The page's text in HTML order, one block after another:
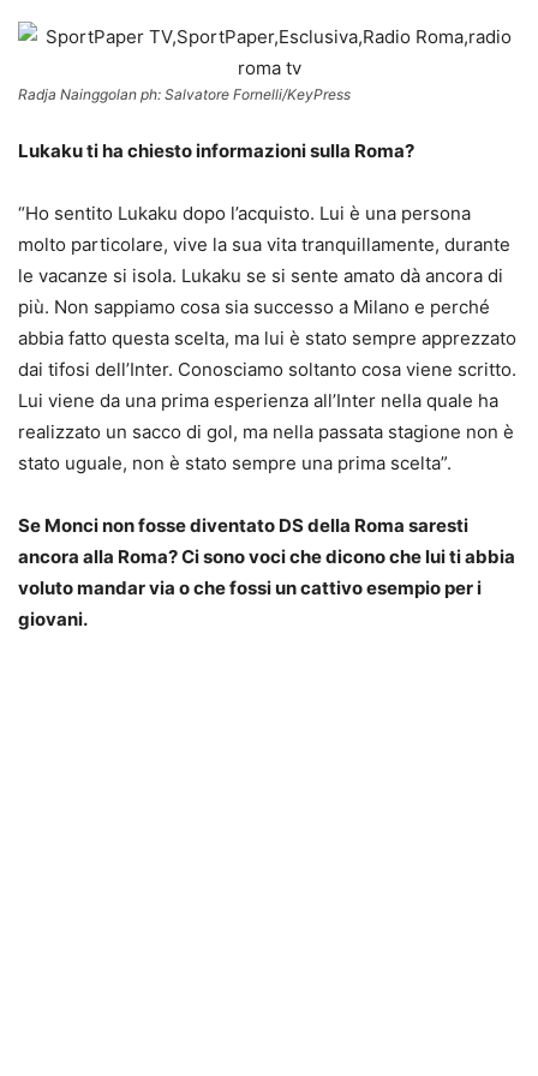
Radja Nainggolan ph: Salvatore Fornelli/KeyPress
Lukaku ti ha chiesto informazioni sulla Roma?
“Ho sentito Lukaku dopo l’acquisto. Lui è una persona
molto particolare, vive la sua vita tranquillamente, durante
le vacanze si isola. Lukaku se si sente amato dà ancora di
più. Non sappiamo cosa sia successo a Milano e perché
abbia fatto questa scelta, ma lui è stato sempre apprezzato
dai tifosi dell’Inter. Conosciamo soltanto cosa viene scritto.
Lui viene da una prima esperienza all’Inter nella quale ha
realizzato un sacco di gol, ma nella passata stagione non è
stato uguale, non è stato sempre una prima scelta”.
Se Monci non fosse diventato DS della Roma saresti
ancora alla Roma? Ci sono voci che dicono che lui ti abbia
voluto mandar via o che fossi un cattivo esempio per i
giovani.